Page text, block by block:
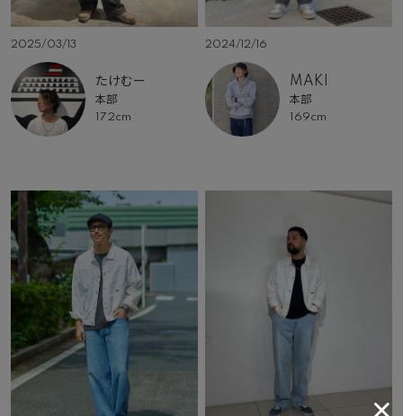
2025/03/13
たけむー
本部
172cm
2024/12/16
MAKI
本部
169cm